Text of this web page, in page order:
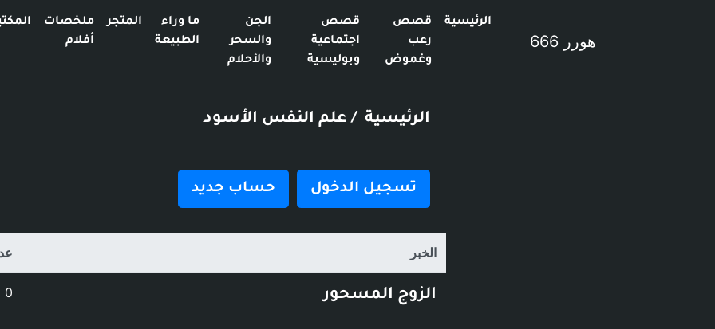
هورر 666
الرئيسية
قصص
رعب
وغموض
قصص
اجتماعية
وبوليسية
الجن
والسحر
والأحلام
ما وراء
الطبيعة
المتجر
ملخصات
أفلام
الرئيسية / علم النفس الأسود
تسجيل الدخول حساب جديد
الخبر
الزوج المسحور 0